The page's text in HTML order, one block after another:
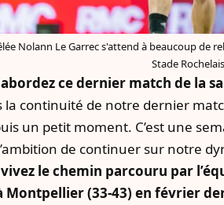
Nolann Le Garrec s'attend à beaucoup de
Stade Rochelais
ce dernier match de la
la continuité de notre dernier
un petit moment. C’est une
de continuer sur notre
le chemin parcouru par
Montpellier (33-43) en février